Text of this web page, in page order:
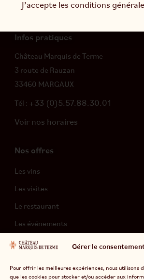
Gérer le
Pour offrir les meilleures expériences, nous utilisons
que les cookies pour stocker et/ou accéder aux
Infos pratiques
Château Marquis de Terme
3 route de Rauzan
33460 MARGAUX
Tél : +33 (0)5.57.88.30.01
Voir nos horaires
Nos offres
Les vins
Les visites
Le restaurant
Les événements
L’hébergement
J’accepte les conditions